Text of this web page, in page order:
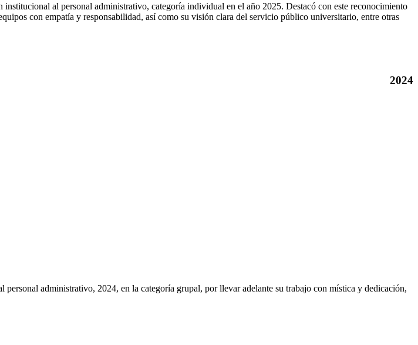
al personal administrativo, categoría individual en el año 2025. Destacó con este reconocimiento
con empatía y responsabilidad, así como su visión clara del servicio público universitario, entre otras
2024
administrativo, 2024, en la categoría grupal, por llevar adelante su trabajo con mística y dedicación,